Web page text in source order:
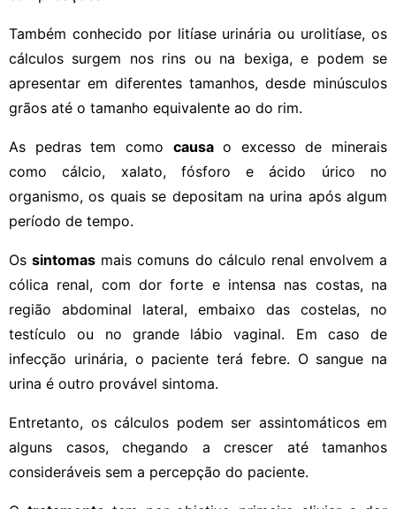
Também conhecido por litíase urinária ou urolitíase, os
cálculos surgem nos rins ou na bexiga, e podem se
apresentar em diferentes tamanhos, desde minúsculos
grãos até o tamanho equivalente ao do rim.
As pedras tem como causao excesso de minerais
como cálcio, xalato, fósforo e ácido úrico no
organismo, os quais se depositam na urina após algum
período de tempo.
Ossintomas mais comuns do cálculo renal envolvem a
cólica renal, com dor forte e intensa nas costas, na
região abdominal lateral, embaixo das costelas, no
testículo ou no grande lábio vaginal. Em caso de
infecção urinária, o paciente terá febre. O sangue na
urina é outro provável sintoma.
Entretanto, os cálculos podem ser assintomáticos em
alguns casos, chegando a crescer até tamanhos
consideráveis sem a percepção do paciente.